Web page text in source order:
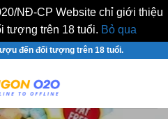
NĐ-CP Website chỉ giới thiệu
tượng trên 18 tuổi. Bỏ qua
đến đối tượng trên 18 tuổi.